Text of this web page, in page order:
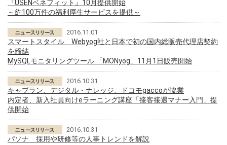
『USENベネフィット』10月提供開始
～約100万件の福利厚生サービスを提供～
2016.11.01
スマートスタイル Webyog社と日本で初の国内総販売代理店契約
を締結
MySQLモニタリングツール 「MONyog」11月1日販売開始
2016.10.31
キャプラン、デジタル・ナレッジ、ドコモgaccoが協業
内定者、新入社員向けeラーニング講座「接客接遇マナー入門」提
供開始
2016.10.31
パソナ 採用や研修等の人事トレンドを解説